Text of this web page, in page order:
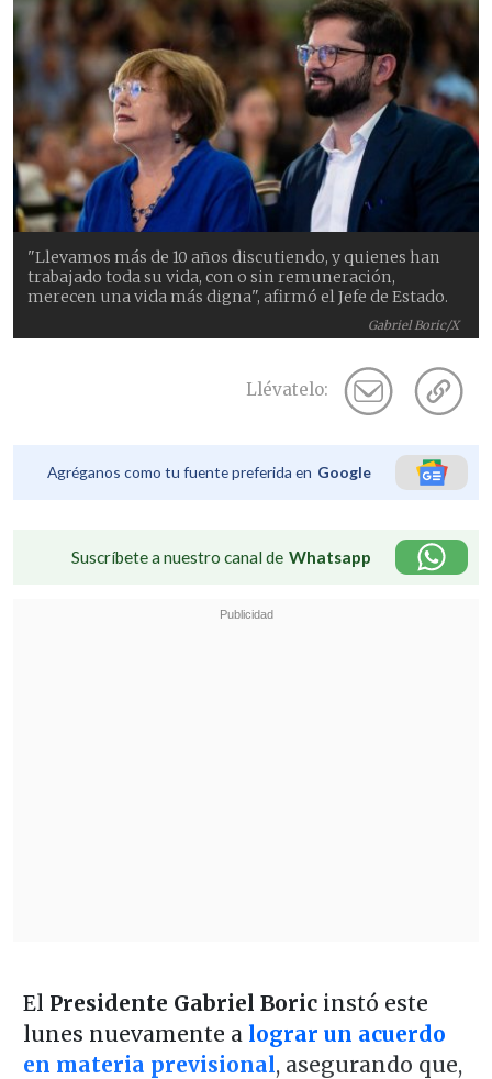
Gabriel Boric/X
"Llevamos más de 10 años discutiendo, y quienes han
trabajado toda su vida, con o sin remuneración,
merecen una vida más digna", afirmó el Jefe de Estado.
Llévatelo:
Agréganos como tu fuente preferida en Google
Suscríbete a nuestro canal de Whatsapp
El Presidente Gabriel Boricinstó este
lunes nuevamente alograr un acuerdo
en materia previsional, asegurando que,